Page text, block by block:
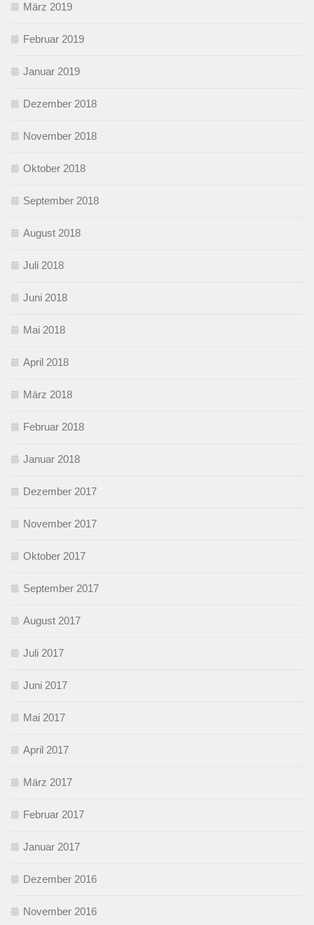
März 2019
Februar 2019
Januar 2019
Dezember 2018
November 2018
Oktober 2018
September 2018
August 2018
Juli 2018
Juni 2018
Mai 2018
April 2018
März 2018
Februar 2018
Januar 2018
Dezember 2017
November 2017
Oktober 2017
September 2017
August 2017
Juli 2017
Juni 2017
Mai 2017
April 2017
März 2017
Februar 2017
Januar 2017
Dezember 2016
November 2016